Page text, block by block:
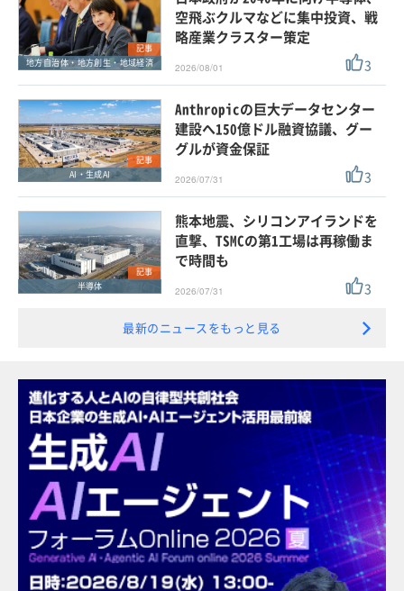
記事
地方自治体・地方創生・地域経済
空飛ぶクルマなどに集中投資、戦
略産業クラスター策定
2026/08/01 3
記事
AI・生成AI
Anthropicの巨大データセンター
建設へ150億ドル融資協議、グー
グルが資金保証
2026/07/31 3
記事
半導体
熊本地震、シリコンアイランドを
直撃、TSMCの第1工場は再稼働ま
で時間も
2026/07/31 3
最新のニュースをもっと見る